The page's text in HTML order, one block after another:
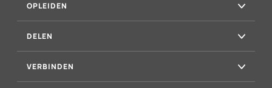
OPLEIDEN
DELEN
VERBINDEN